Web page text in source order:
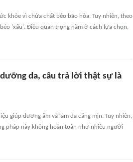
khỏe vì chứa chất béo bão hòa. Tuy nhiên, theo
'xấu'. Điều quan trọng nằm ở cách lựa chọn,
da, câu trả lời thật sự là
giúp dưỡng ẩm và làm da căng mịn. Tuy nhiên,
pháp này không hoàn toàn như nhiều người